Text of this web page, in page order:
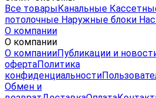
Все товарыКанальные
потолочные Наружные блоки
О компании
О компании
О компанииПубликации и
офертаПолитика
конфиденциальности
Обмен и